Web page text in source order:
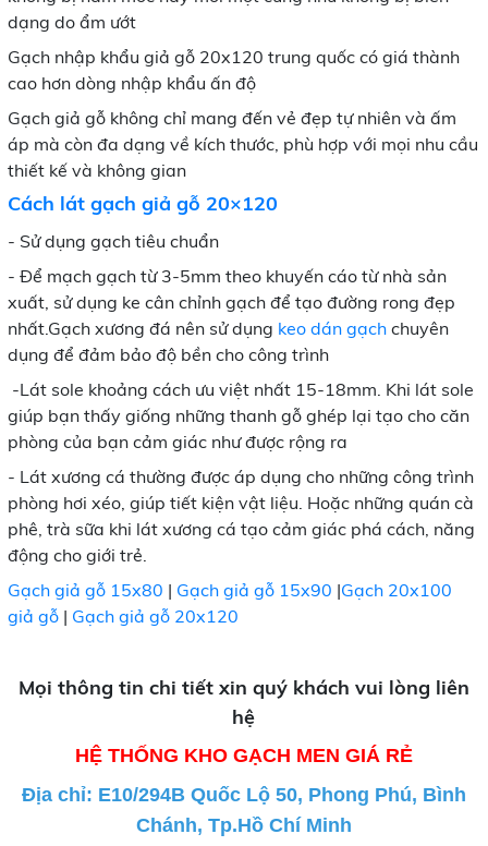
dạng do ẩm ướt
Gạch nhập khẩu giả gỗ 20x120 trung quốc có giá thành
cao hơn dòng nhập khẩu ấn độ
Gạch giả gỗ không chỉ mang đến vẻ đẹp tự nhiên và ấm
áp mà còn đa dạng về kích thước, phù hợp với mọi nhu cầu
thiết kế và không gian
Cách lát gạch giả gỗ 20×120
- Sử dụng gạch tiêu chuẩn
- Để mạch gạch từ 3-5mm theo khuyến cáo từ nhà sản
xuất, sử dụng ke cân chỉnh gạch để tạo đường rong đẹp
nhất.Gạch xương đá nên sử dụng keo dán gạchchuyên
dụng để đảm bảo độ bền cho công trình
-Lát sole khoảng cách ưu việt nhất 15-18mm. Khi lát sole
giúp bạn thấy giống những thanh gỗ ghép lại tạo cho căn
phòng của bạn cảm giác như được rộng ra
- Lát xương cá thường được áp dụng cho những công trình
phòng hơi xéo, giúp tiết kiện vật liệu. Hoặc những quán cà
phê, trà sữa khi lát xương cá tạo cảm giác phá cách, năng
động cho giới trẻ.
Gạch giả gỗ 15x80 | Gạch giả gỗ 15x90 |Gạch 20x100
giả gỗ| Gạch giả gỗ 20x120
Mọi thông tin chi tiết xin quý khách vui lòng liên
hệ
HỆ THỐNG KHO GẠCH MEN GIÁ RẺ
Địa chỉ: E10/294B Quốc Lộ 50, Phong Phú, Bình
Chánh, Tp.Hồ Chí Minh